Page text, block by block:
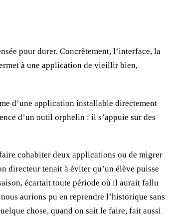
pour durer. Concrètement, l’interface, la
à une application de vieillir bien,
d’une application installable directement
d’un outil orphelin : il s’appuie sur des
cohabiter deux applications ou de migrer
directeur tenait à éviter qu’un élève puisse
écartait toute période où il aurait fallu
aurions pu en reprendre l’historique sans
chose, quand on sait le faire, fait aussi